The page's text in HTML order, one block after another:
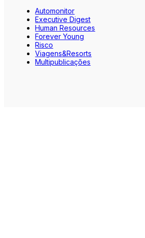
Automonitor
Executive Digest
Human Resources
Forever Young
Risco
Viagens&Resorts
Multipublicações